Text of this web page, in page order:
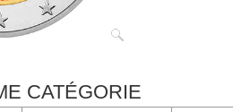
CATÉGORIE